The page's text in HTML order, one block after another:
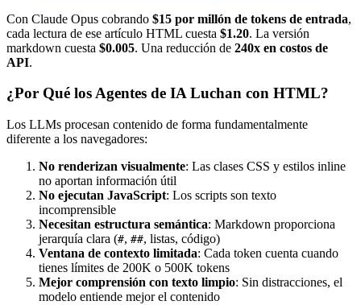
Con Claude Opus cobrando $15 por millón de tokens de entrada,
cada lectura de ese artículo HTML cuesta $1.20. La versión
markdown cuesta $0.005. Una reducción de 240x en costos de
API.
¿Por Qué los Agentes de IA Luchan con HTML?
Los LLMs procesan contenido de forma fundamentalmente
diferente a los navegadores:
No renderizan visualmente: Las clases CSS y estilos inline
no aportan información útil
No ejecutan JavaScript: Los scripts son texto
incomprensible
Necesitan estructura semántica: Markdown proporciona
jerarquía clara (#, ##, listas, código)
Ventana de contexto limitada: Cada token cuenta cuando
tienes límites de 200K o 500K tokens
Mejor comprensión con texto limpio: Sin distracciones, el
modelo entiende mejor el contenido